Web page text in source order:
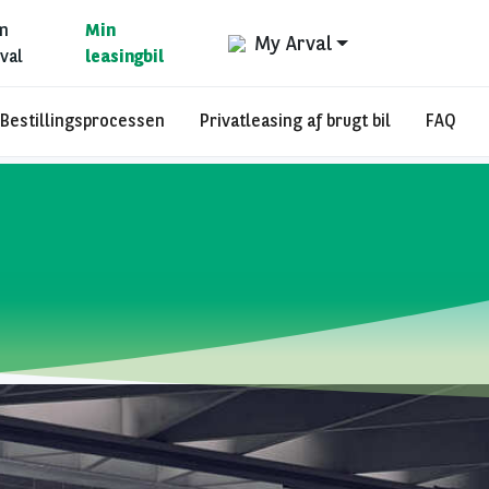
Min
leasingbil
My Arval
Bestillingsprocessen Privatleasing af brugt bil FAQ